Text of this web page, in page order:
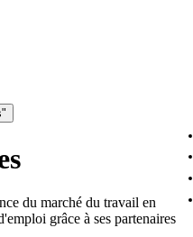
du marché du travail en
grâce à ses partenaires